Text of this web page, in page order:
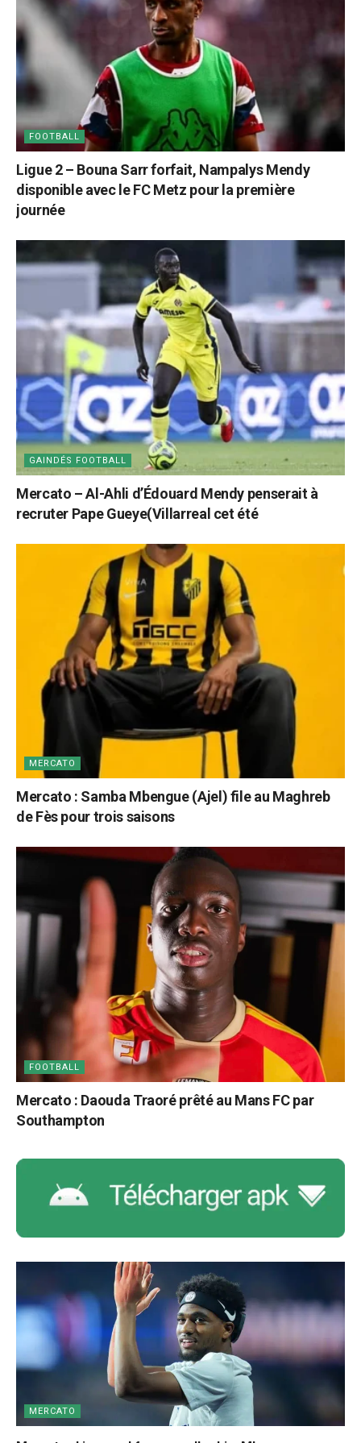
FOOTBALL
Ligue 2 – Bouna Sarr forfait, Nampalys Mendy
disponible avec le FC Metz pour la première
journée
GAINDÉS FOOTBALL
Mercato – Al-Ahli d’Édouard Mendy penserait à
recruter Pape Gueye(Villarreal cet été
MERCATO
Mercato : Samba Mbengue (Ajel) file au Maghreb
de Fès pour trois saisons
FOOTBALL
Mercato : Daouda Traoré prêté au Mans FC par
Southampton
MERCATO